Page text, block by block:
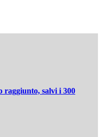
salvi i 300